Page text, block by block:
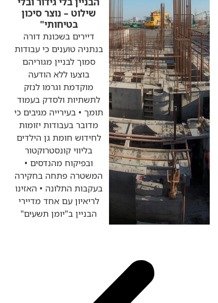
שילוט – נוצר סיכון
בטיחותי"
דיירים בשכונת דורה
בנתניה טוענים כי עבודות
סמוך לבניין מגוריהם
בוצעו ללא הודעה
מוקדמת וגרמו לנזק
לתשתיות ולסדק בעמוד
תומך • בעירייה מגיבים כי
מדובר בעבודות יזומות
לחידוש חומת גן הילדים
בליווי קונסטרוקטור
ובפיקוח מהנדסים •
המשטרה פתחה בחקירה
בעקבות התלונה • האזינו
לריאיון עם אחד מדיירי
הבניין ב"יומן תשעים"